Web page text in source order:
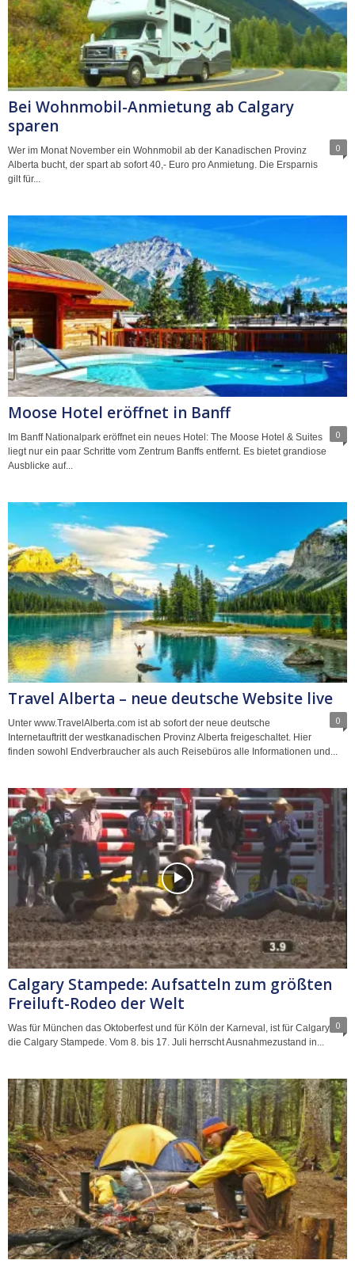
Bei Wohnmobil-Anmietung ab Calgary
sparen
0
Wer im Monat November ein Wohnmobil ab der Kanadischen Provinz
Alberta bucht, der spart ab sofort 40,- Euro pro Anmietung. Die Ersparnis
gilt für...
Moose Hotel eröffnet in Banff
0
Im Banff Nationalpark eröffnet ein neues Hotel: The Moose Hotel & Suites
liegt nur ein paar Schritte vom Zentrum Banffs entfernt. Es bietet grandiose
Ausblicke auf...
Travel Alberta – neue deutsche Website live
0
Unter www.TravelAlberta.com ist ab sofort der neue deutsche
Internetauftritt der westkanadischen Provinz Alberta freigeschaltet. Hier
finden sowohl Endverbraucher als auch Reisebüros alle Informationen und...
Calgary Stampede: Aufsatteln zum größten
Freiluft-Rodeo der Welt
0
Was für München das Oktoberfest und für Köln der Karneval, ist für Calgary
die Calgary Stampede. Vom 8. bis 17. Juli herrscht Ausnahmezustand in...